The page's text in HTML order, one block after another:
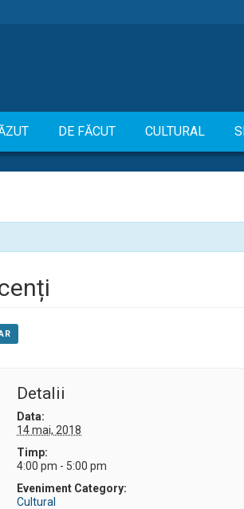
DE FĂCUT CULTURAL
Detalii
Data:
14 mai, 2018
Timp:
4:00 pm - 5:00 pm
Eveniment Category:
Cultural